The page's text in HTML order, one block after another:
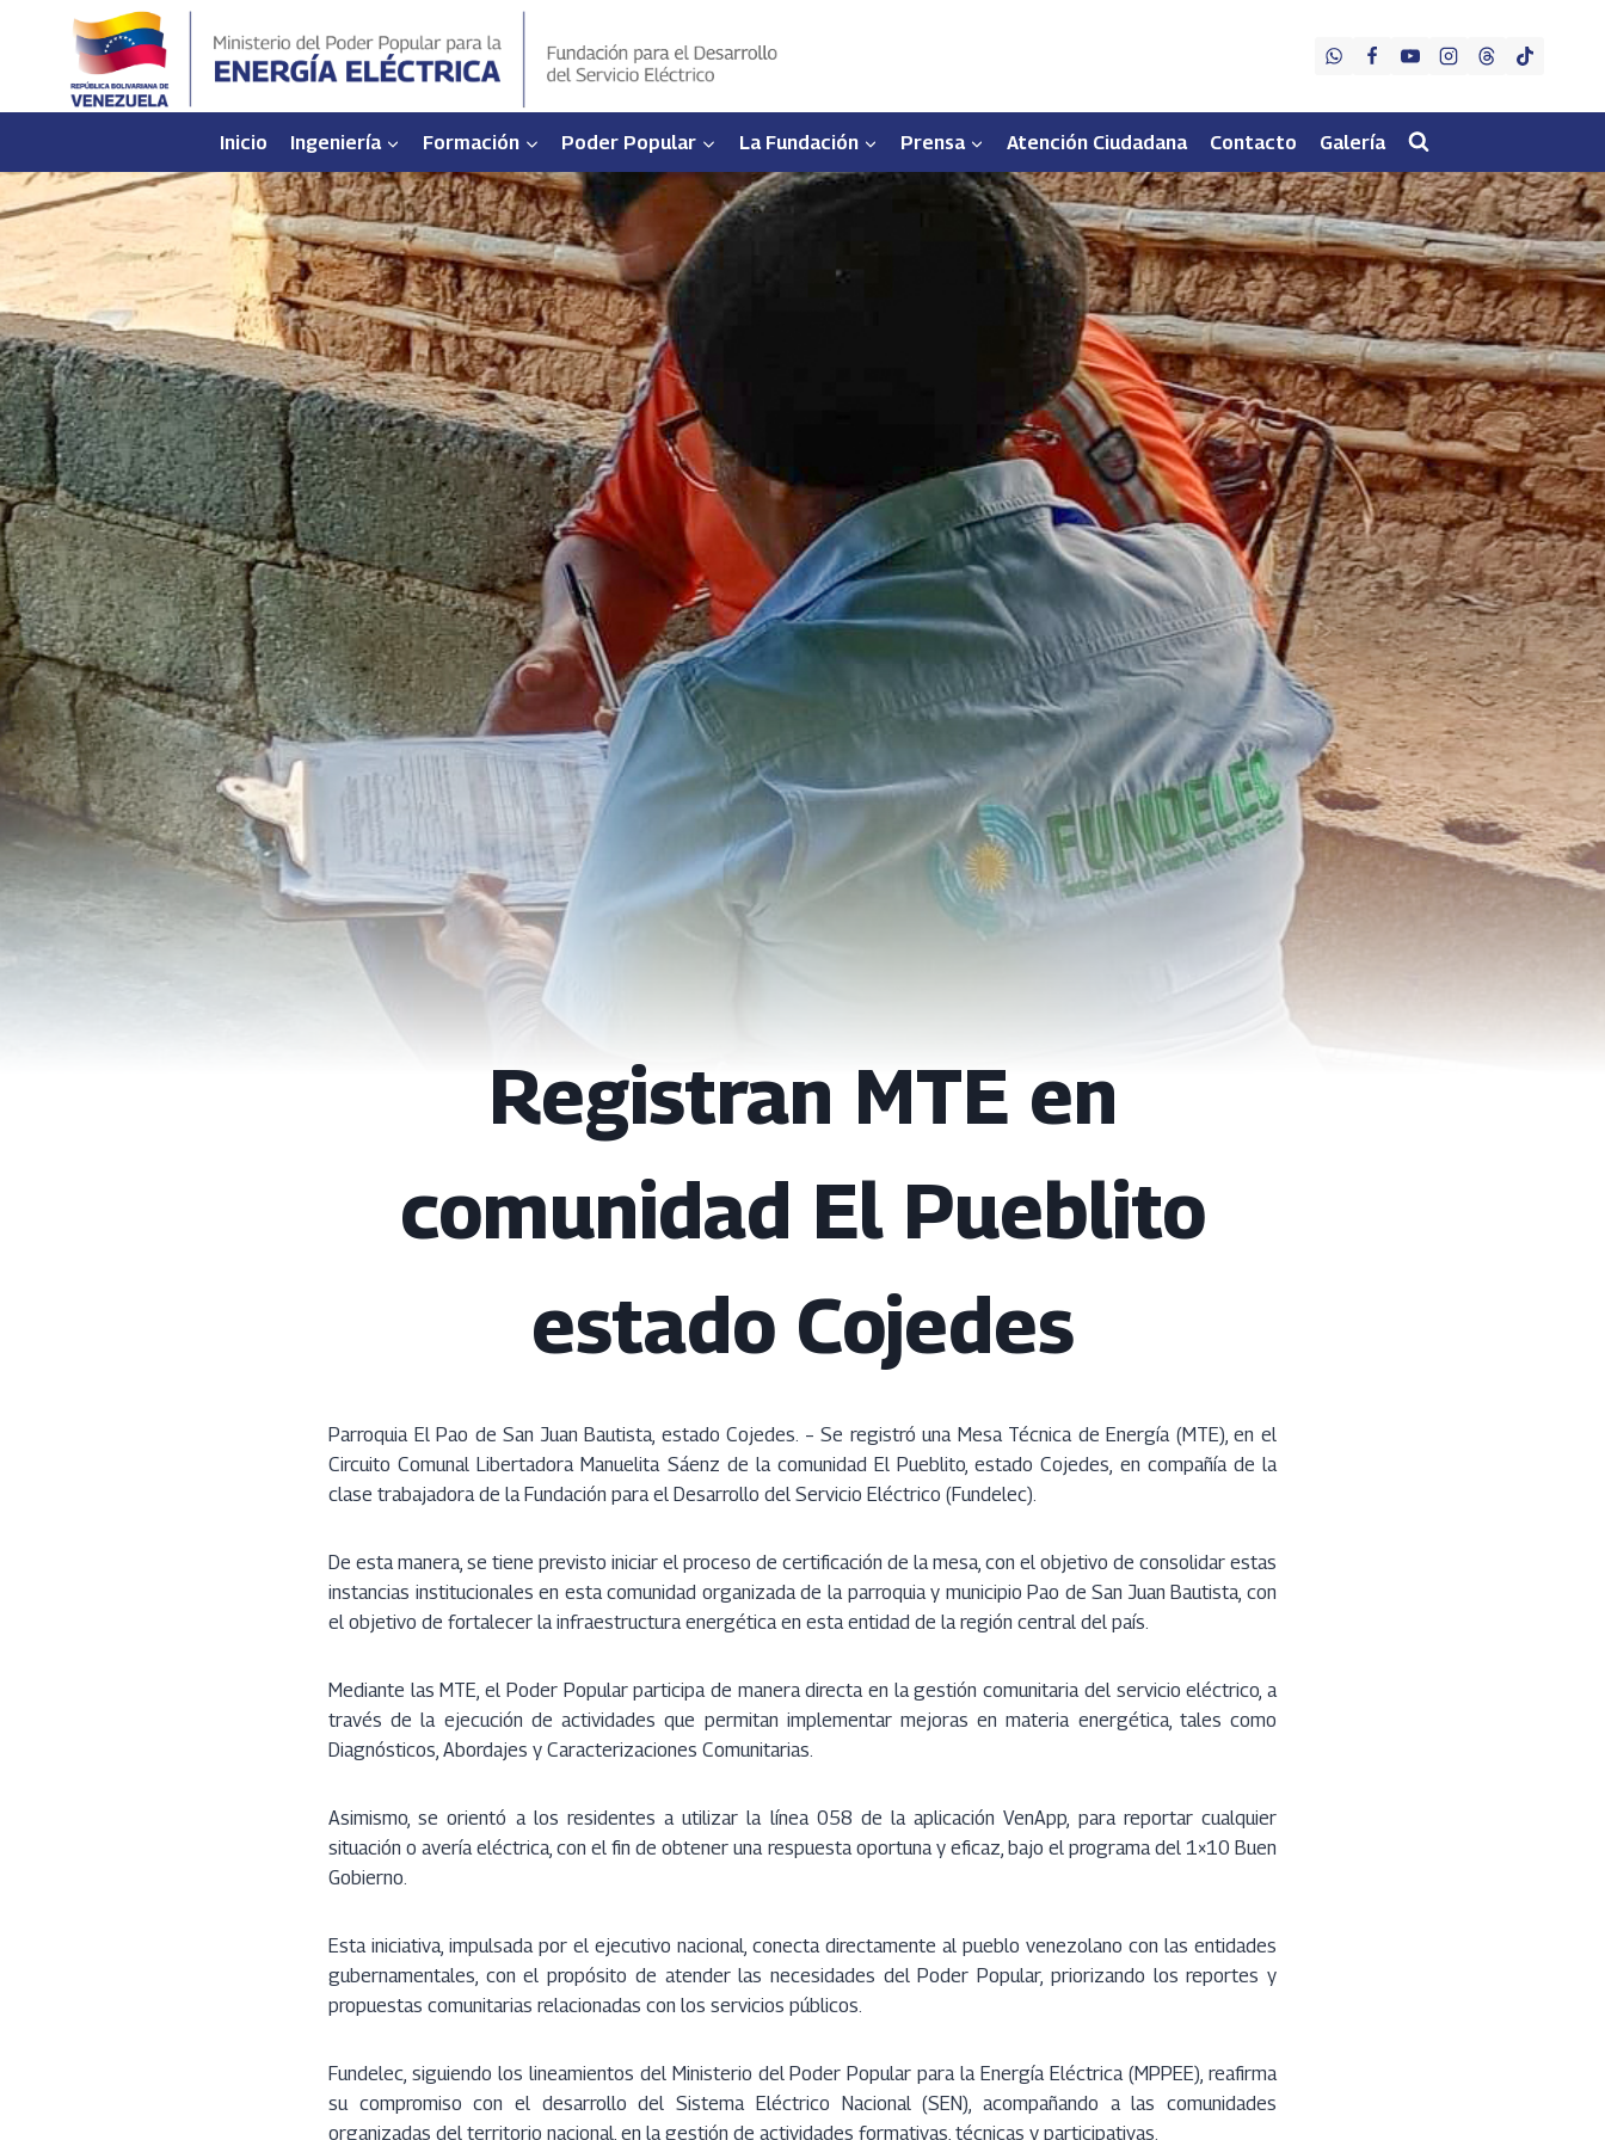
contenido
Inicio Ingeniería Formación Poder Popular La Fundación Prensa Atención Ciudadana Contacto Galería
Registran MTE en
comunidad El Pueblito
estado Cojedes
Parroquia El Pao de San Juan Bautista, estado Cojedes. – Se registró una Mesa Técnica de Energía (MTE), en el
Circuito Comunal Libertadora Manuelita Sáenz de la comunidad El Pueblito, estado Cojedes, en compañía de la
clase trabajadora de la Fundación para el Desarrollo del Servicio Eléctrico (Fundelec).
De esta manera, se tiene previsto iniciar el proceso de certificación de la mesa, con el objetivo de consolidar estas
instancias institucionales en esta comunidad organizada de la parroquia y municipio Pao de San Juan Bautista, con
el objetivo de fortalecer la infraestructura energética en esta entidad de la región central del país.
Mediante las MTE, el Poder Popular participa de manera directa en la gestión comunitaria del servicio eléctrico, a
través de la ejecución de actividades que permitan implementar mejoras en materia energética, tales como
Diagnósticos, Abordajes y Caracterizaciones Comunitarias.
Asimismo, se orientó a los residentes a utilizar la línea 058 de la aplicación VenApp, para reportar cualquier
situación o avería eléctrica, con el fin de obtener una respuesta oportuna y eficaz, bajo el programa del 1×10 Buen
Gobierno.
Esta iniciativa, impulsada por el ejecutivo nacional, conecta directamente al pueblo venezolano con las entidades
gubernamentales, con el propósito de atender las necesidades del Poder Popular, priorizando los reportes y
propuestas comunitarias relacionadas con los servicios públicos.
Fundelec, siguiendo los lineamientos del Ministerio del Poder Popular para la Energía Eléctrica (MPPEE), reafirma
su compromiso con el desarrollo del Sistema Eléctrico Nacional (SEN), acompañando a las comunidades
organizadas del territorio nacional, en la gestión de actividades formativas, técnicas y participativas.